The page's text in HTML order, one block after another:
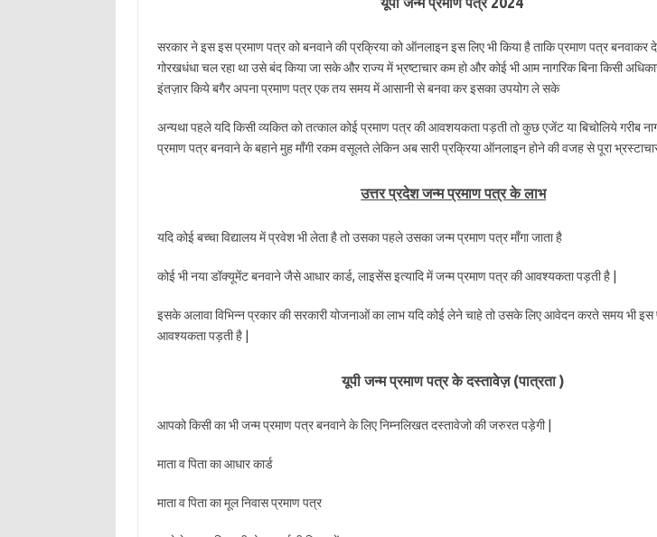
सरकार ने इस इस प्रमाण पत्र को बनवाने की प्रक्रिया को ऑनलाइन इस लिए भी किया है ताकि प्रमाण पत्र बनवाकर
गोरखधंधा चल रहा था उसे बंद किया जा सके और राज्य में भ्रष्टाचार कम हो और कोई भी आम नागरिक बिना किसी
इंतज़ार किये बगैर अपना प्रमाण पत्र एक तय समय में आसानी से बनवा कर इसका उपयोग ले सके
अन्यथा पहले यदि किसी व्यकित को तत्काल कोई प्रमाण पत्र की आवशयकता पड़ती तो कुछ एजेंट या बिचोलिये गरीब
प्रमाण पत्र बनवाने के बहाने मुह माँगी रकम वसूलते लेकिन अब सारी प्रक्रिया ऑनलाइन होने की वजह से पूरा भ्रस्टाचार
उत्तर प्रदेश जन्म प्रमाण पत्रके लाभ
यदि कोई बच्चा विद्यालय में प्रवेश भी लेता है तो उसका पहले उसका जन्म प्रमाण पत्र माँगा जाता है
कोई भी नया डॉक्यूमेंट बनवाने जैसे आधार कार्ड, लाइसेंस इत्यादि में जन्म प्रमाण पत्र की आवश्यकता पड़ती है |
इसके अलावा विभिन्न प्रकार की सरकारी योजनाओं का लाभ यदि कोई लेने चाहे तो उसके लिए आवेदन करते समय भी इस
आवश्यकता पड़ती है |
यूपी जन्म प्रमाण पत्र केदस्तावेज़ (पात्रता )
आपको किसी का भी जन्म प्रमाण पत्र बनवाने के लिए निम्नलिखत दस्तावेजो की जरुरत पड़ेगी |
माता व पिता का आधार कार्ड
माता व पिता का मूल निवास प्रमाण पत्र